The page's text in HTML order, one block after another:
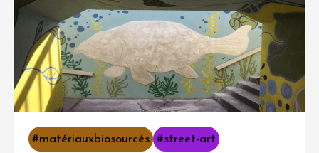
#matériauxbiosourcés #street-art